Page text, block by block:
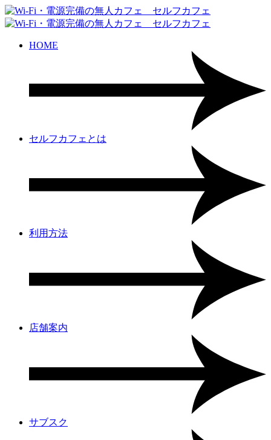
HOME
セルフカフェとは
利用方法
店舗案内
サブスク